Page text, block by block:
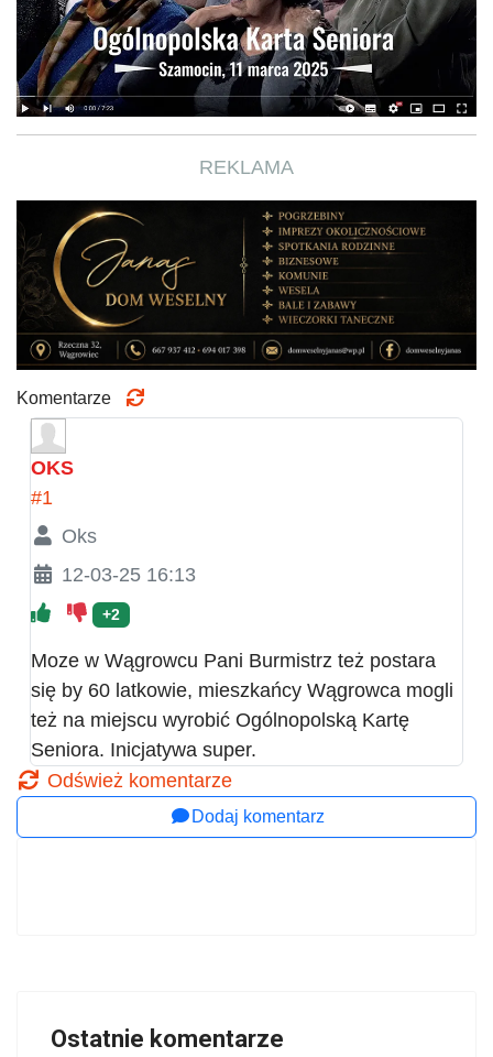
REKLAMA
Komentarze
OKS
#1
Oks
12-03-25 16:13
+2
Moze w Wągrowcu Pani Burmistrz też postara
się by 60 latkowie, mieszkańcy Wągrowca mogli
też na miejscu wyrobić Ogólnopolską Kartę
Seniora. Inicjatywa super.
Odśwież komentarze
Dodaj komentarz
Ostatnie komentarze